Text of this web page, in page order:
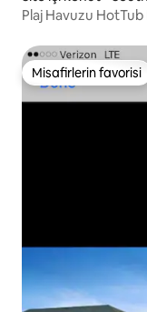
Plaj Havuzu
Misafirlerin favorisi
Misafirlerin favorisi